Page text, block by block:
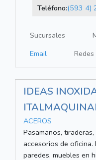
Teléfono:(593 4)
Sucursales
Email
IDEAS
ACEROS
Pasamanos,
accesorios de oficina.
paredes, muebles en